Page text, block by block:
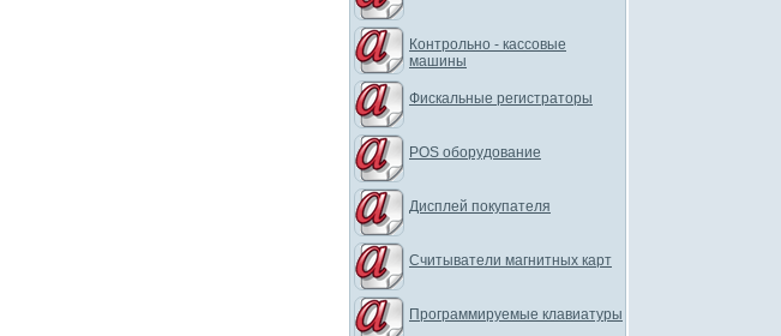
Контрольно - кассовые
машины
Фискальные регистраторы
POS оборудование
Дисплей покупателя
Считыватели магнитных карт
Программируемые клавиатуры